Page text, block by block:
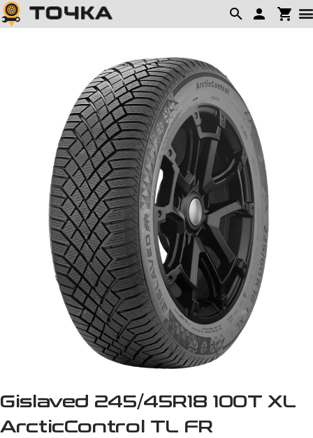
Gislaved 245/45R18 100T XL
ArcticControl TL FR